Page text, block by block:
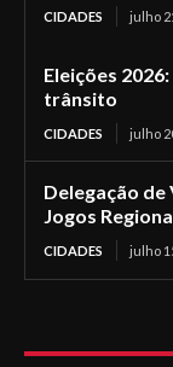
CIDADES julho
Eleições
trânsito
CIDADES julho
Delegação de
Jogos
CIDADES julho